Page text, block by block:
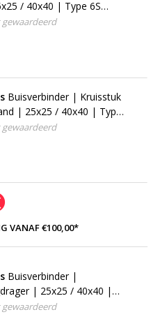
/ 40x40 | Type 6S
Buisverbinder | Kruisstuk
| 25x25 / 40x40 | Type
VANAF €100,00*
Buisverbinder |
| 25x25 / 40x40 |
(143FW)